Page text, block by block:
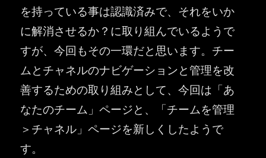
を持っている事は認識済みで、それをいか
に解消させるか？に取り組んでいるようで
すが、今回もその一環だと思います。チー
ムとチャネルのナビゲーションと管理を改
善するための取り組みとして、今回は「あ
なたのチーム」ページと、「チームを管理
＞チャネル」ページを新しくしたようで
す。